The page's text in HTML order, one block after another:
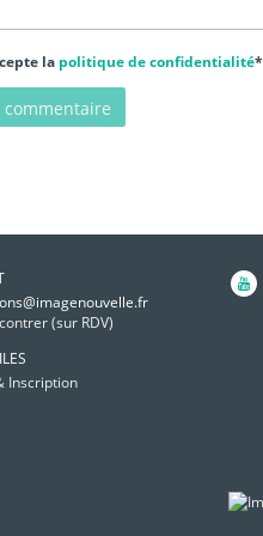
la politique de confidentialité*
(sur RDV)
Inscription